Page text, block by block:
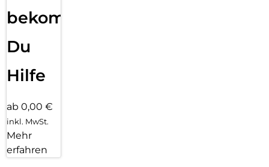
bekommst
Du
Hilfe
ab 0,00 €
inkl. MwSt.
Mehr
erfahren